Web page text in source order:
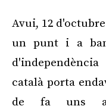
Avui, 12
un punt i a
català porta
de fa uns